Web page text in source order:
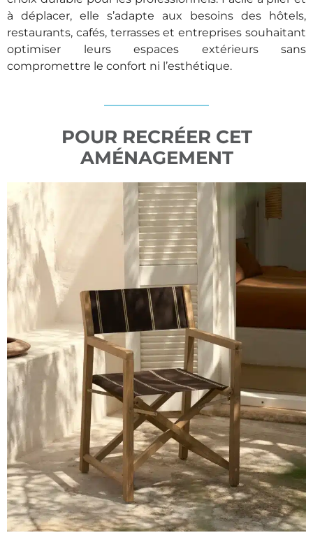
à déplacer, elle s’adapte aux besoins des hôtels,
restaurants, cafés, terrasses et entreprises souhaitant
optimiser leurs espaces extérieurs sans
compromettre le confort ni l’esthétique.
POUR RECRÉER CET
AMÉNAGEMENT